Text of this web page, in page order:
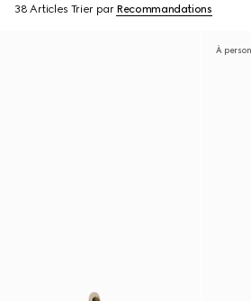
38 Articles Trier par Recommandations
À